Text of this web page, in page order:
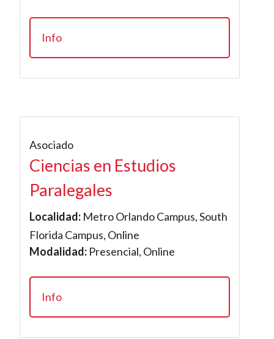
Info
Asociado
Ciencias en Estudios
Paralegales
Localidad: Metro Orlando Campus, South
Florida Campus, Online
Modalidad: Presencial, Online
Info